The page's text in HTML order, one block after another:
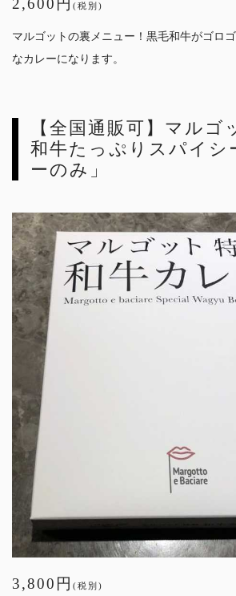
2,600円 (税別)
マルゴットの裏メニュー！黒毛和牛がゴロ
なカレーになります。
【全国通販可】マルゴ
和牛たっぷりスパイシ
ーのみ」
3,800円 (税別)